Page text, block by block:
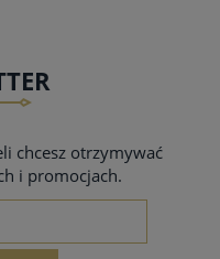
chcesz otrzymywać
i promocjach.